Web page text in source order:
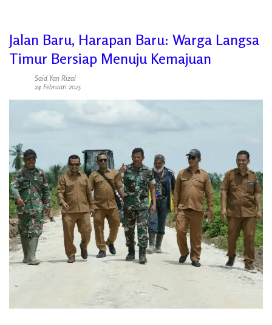
Jalan Baru, Harapan Baru: Warga Langsa
Timur Bersiap Menuju Kemajuan
Said Yan Rizal
24 Februari 2025